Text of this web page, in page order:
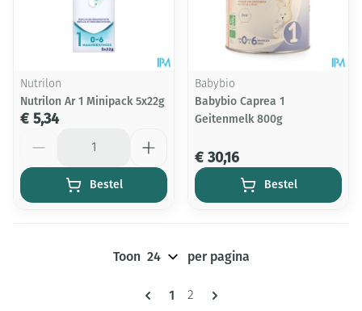
Nutrilon
Nutrilon Ar 1 Minipack 5x22g
€ 5,34
Bestel
Babybio
Babybio Caprea 1
Geitenmelk 800g
€ 30,16
Bestel
Pagina's
U lees momenteel pagina
1 Pagina
2
Toon per pagina